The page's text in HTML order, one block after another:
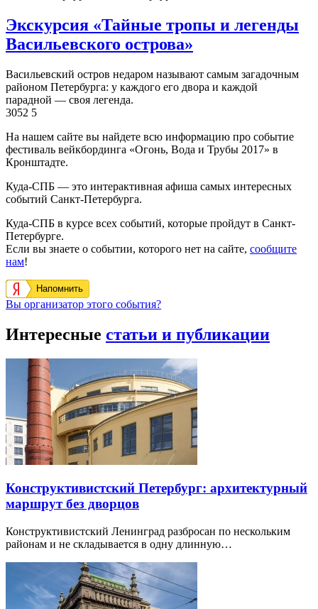
Экскурсия «Тайные тропы и легенды
Васильевского острова»
Васильевский остров недаром называют самым загадочным
районом Петербурга: у каждого его двора и каждой
парадной — своя легенда.
3052 5
На нашем сайте вы найдете всю информацию про событие
фестиваль вейкбординга «Огонь, Вода и Трубы 2017» в
Кронштадте.
Куда-СПБ — это интерактивная афиша самых интересных
событий Санкт-Петербурга.
Куда-СПБ в курсе всех событий, которые пройдут в Санкт-
Петербурге.
Если вы знаете о событии, которого нет на сайте, сообщите
нам!
Напомнить
Вы организатор этого события?
Интересные статьи и публикации
Конструктивистский Петербург: архитектурный
маршрут без дворцов
Конструктивистский Ленинград разбросан по нескольким
районам и не складывается в одну длинную…